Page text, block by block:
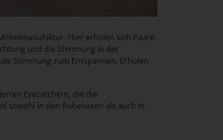
Hier erholen sich Paare
und die Stimmung in der
Stimmung zum Entspannen, Erholen
Eyecatchern, die die
sowohl in den Ruheoasen als auch in